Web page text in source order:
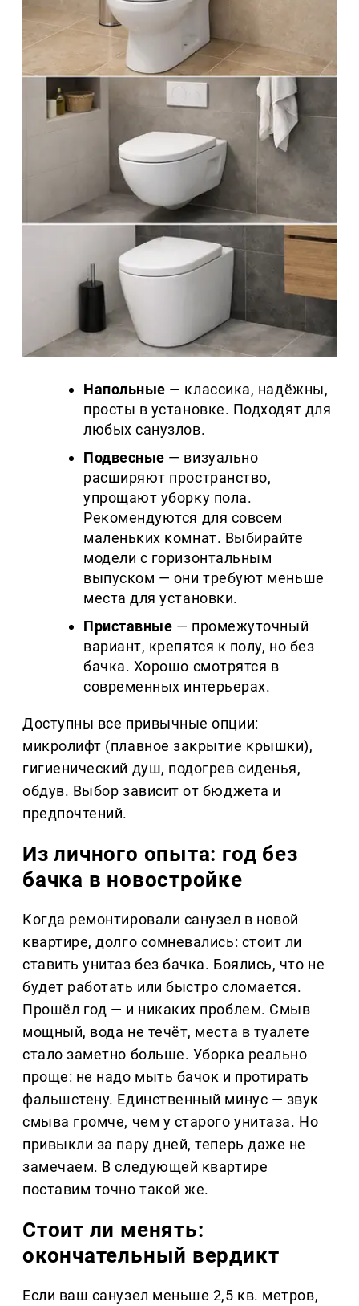
Напольные — классика, надёжны,
просты в установке. Подходят для
любых санузлов.
Подвесные — визуально
расширяют пространство,
упрощают уборку пола.
Рекомендуются для совсем
маленьких комнат. Выбирайте
модели с горизонтальным
выпуском — они требуют меньше
места для установки.
Приставные — промежуточный
вариант, крепятся к полу, но без
бачка. Хорошо смотрятся в
современных интерьерах.
Доступны все привычные опции:
микролифт (плавное закрытие крышки),
гигиенический душ, подогрев сиденья,
обдув. Выбор зависит от бюджета и
предпочтений.
Из личного опыта: год без
бачка в новостройке
Когда ремонтировали санузел в новой
квартире, долго сомневались: стоит ли
ставить унитаз без бачка. Боялись, что не
будет работать или быстро сломается.
Прошёл год — и никаких проблем. Смыв
мощный, вода не течёт, места в туалете
стало заметно больше. Уборка реально
проще: не надо мыть бачок и протирать
фальшстену. Единственный минус — звук
смыва громче, чем у старого унитаза. Но
привыкли за пару дней, теперь даже не
замечаем. В следующей квартире
поставим точно такой же.
Стоит ли менять:
окончательный вердикт
Если ваш санузел меньше 2,5 кв. метров,